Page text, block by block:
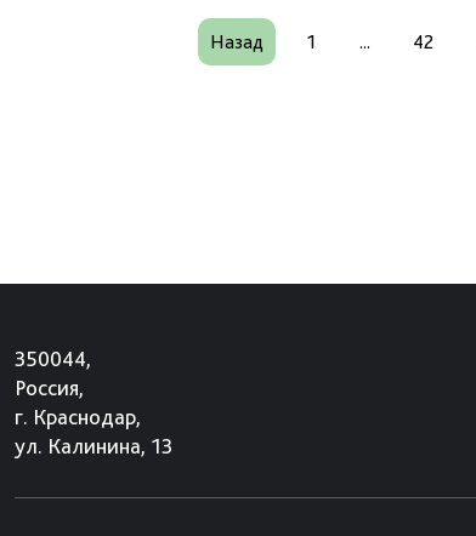
Назад 1 ... 42
350044,
Россия,
г. Краснодар,
ул. Калинина, 13